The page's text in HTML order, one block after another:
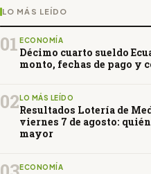
LO MÁS LEÍDO
01 ECONOMÍA
Décimo cuarto sueldo
monto, fechas de pago y
02 LO MÁS LEÍDO
Resultados Lotería de
viernes 7 de agosto:
mayor
ECONOMÍA